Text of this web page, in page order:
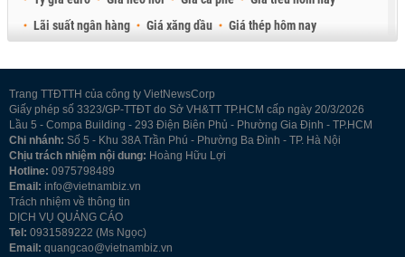
Lãi suất ngân hàng
Giá xăng dầu
Giá thép hôm nay
Trang TTĐTTH của công ty VietNewsCorp
Giấy phép số 3323/GP-TTĐT do Sở VH&TT TP.HCM cấp ngày 20/3/2026
Lầu 5 - Compa Building - 293 Điện Biên Phủ - Phường Gia Định - TP.HCM
Chi nhánh: Số 5 - Khu 38A Trần Phú - Phường Ba Đình - TP. Hà Nội
Chịu trách nhiệm nội dung: Hoàng Hữu Lợi
Hotline: 0975798489
Email: info@vietnambiz.vn
Trách nhiệm về thông tin
DỊCH VỤ QUẢNG CÁO
Tel: 0931589222 (Ms Ngọc)
Email: quangcao@vietnambiz.vn